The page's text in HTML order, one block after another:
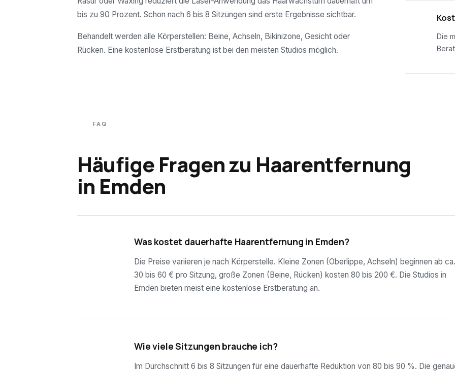
bis zu 90 Prozent. Schon nach 6 bis 8 Sitzungen sind erste Ergebnisse sichtbar.
Behandelt werden alle Körperstellen: Beine, Achseln, Bikinizone, Gesicht oder
Rücken. Eine kostenlose Erstberatung ist bei den meisten Studios möglich.
Die
FAQ
Häufige Fragen zu Haarentfernung
in Emden
Was kostet dauerhafte Haarentfernung in Emden?
Die Preise variieren je nach Körperstelle. Kleine Zonen (Oberlippe, Achseln) beginnen ab ca.
30 bis 60 € pro Sitzung, große Zonen (Beine, Rücken) kosten 80 bis 200 €. Die Studios in
Emden bieten meist eine kostenlose Erstberatung an.
Wie viele Sitzungen brauche ich?
Im Durchschnitt 6 bis 8 Sitzungen für eine dauerhafte Reduktion von 80 bis 90 %. Die